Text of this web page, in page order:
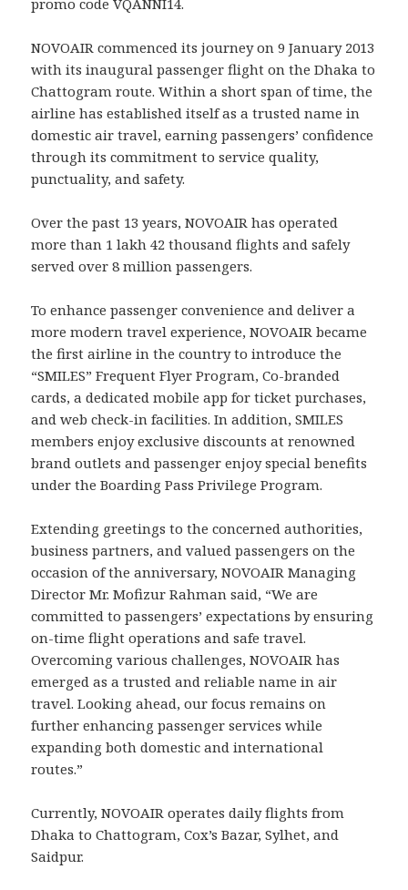
promo code VQANNI14.
NOVOAIR commenced its journey on 9 January 2013
with its inaugural passenger flight on the Dhaka to
Chattogram route. Within a short span of time, the
airline has established itself as a trusted name in
domestic air travel, earning passengers’ confidence
through its commitment to service quality,
punctuality, and safety.
Over the past 13 years, NOVOAIR has operated
more than 1 lakh 42 thousand flights and safely
served over 8 million passengers.
To enhance passenger convenience and deliver a
more modern travel experience, NOVOAIR became
the first airline in the country to introduce the
“SMILES” Frequent Flyer Program, Co-branded
cards, a dedicated mobile app for ticket purchases,
and web check-in facilities. In addition, SMILES
members enjoy exclusive discounts at renowned
brand outlets and passenger enjoy special benefits
under the Boarding Pass Privilege Program.
Extending greetings to the concerned authorities,
business partners, and valued passengers on the
occasion of the anniversary, NOVOAIR Managing
Director Mr. Mofizur Rahman said, “We are
committed to passengers’ expectations by ensuring
on-time flight operations and safe travel.
Overcoming various challenges, NOVOAIR has
emerged as a trusted and reliable name in air
travel. Looking ahead, our focus remains on
further enhancing passenger services while
expanding both domestic and international
routes.”
Currently, NOVOAIR operates daily flights from
Dhaka to Chattogram, Cox’s Bazar, Sylhet, and
Saidpur.